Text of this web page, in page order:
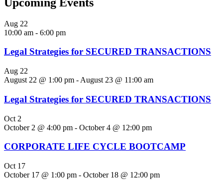
Aug 22
10:00 am - 6:00 pm
Legal Strategies for SECURED TRANSACTIONS
Aug 22
August 22 @ 1:00 pm - August 23 @ 11:00 am
Legal Strategies for SECURED TRANSACTIONS
Oct 2
October 2 @ 4:00 pm - October 4 @ 12:00 pm
CORPORATE LIFE CYCLE BOOTCAMP
Oct 17
October 17 @ 1:00 pm - October 18 @ 12:00 pm